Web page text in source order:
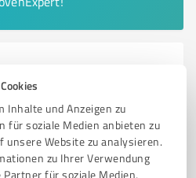
Inhalte und Anzeigen zu
für soziale Medien anbieten zu
unsere Website zu analysieren.
zu Ihrer Verwendung
für soziale Medien,
Full-Service-
Wiedenbrück
VERMIETUNG